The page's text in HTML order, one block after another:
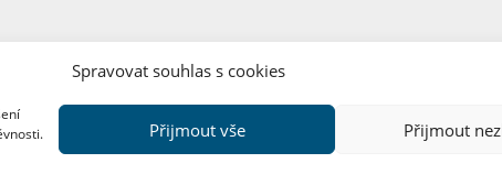
Spravovat souhlas s cookies
Přijmout vše Přijmout